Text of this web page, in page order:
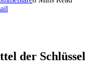
der